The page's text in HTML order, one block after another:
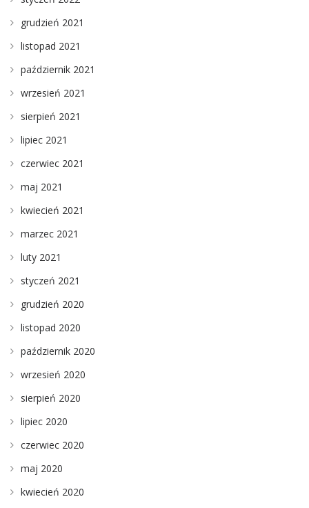
grudzień 2021
listopad 2021
październik 2021
wrzesień 2021
sierpień 2021
lipiec 2021
czerwiec 2021
maj 2021
kwiecień 2021
marzec 2021
luty 2021
styczeń 2021
grudzień 2020
listopad 2020
październik 2020
wrzesień 2020
sierpień 2020
lipiec 2020
czerwiec 2020
maj 2020
kwiecień 2020